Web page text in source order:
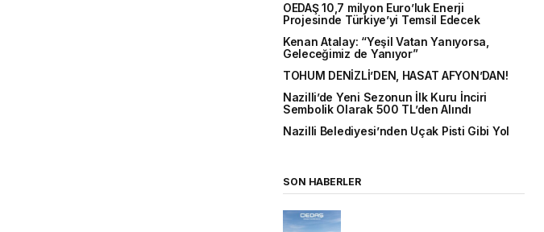
OEDAŞ 10,7 milyon Euro’luk Enerji
Projesinde Türkiye’yi Temsil Edecek
Kenan Atalay: “Yeşil Vatan Yanıyorsa,
Geleceğimiz de Yanıyor”
TOHUM DENİZLİ’DEN, HASAT AFYON’DAN!
Nazilli’de Yeni Sezonun İlk Kuru İnciri
Sembolik Olarak 500 TL’den Alındı
Nazilli Belediyesi’nden Uçak Pisti Gibi Yol
SON HABERLER